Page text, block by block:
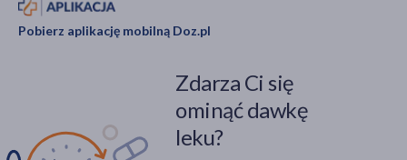
Pobierz aplikację mobilną Doz.pl
Zdarza Ci się
ominąć dawkę
leku?